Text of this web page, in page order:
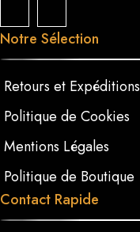
Notre Sélection
Retours et Expéditions
Politique de Cookies
Mentions Légales
Politique de Boutique
Contact Rapide